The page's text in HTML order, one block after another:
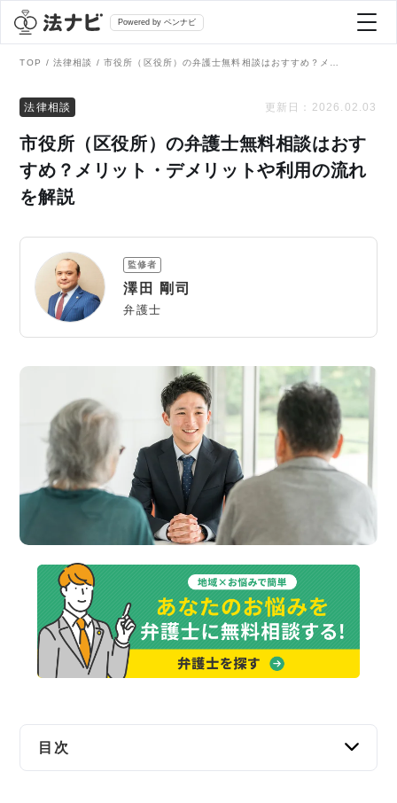
Powered by ベンナビ
全て
法律相談
刑事事件
債務整理
交通事故
遺産相続
労働問題
債権回収
IT・ネット
資金調達
弁護士を探す
AI Search Premium
掲載をご検討の弁護士の方へ
TOP 法律相談
法律相談 更新日： 2026.02.03
市役所（区役所）の弁護士無料相談はおす
すめ？メリット・デメリットや利用の流れ
を解説
監修者
澤田 剛司
弁護士
目次